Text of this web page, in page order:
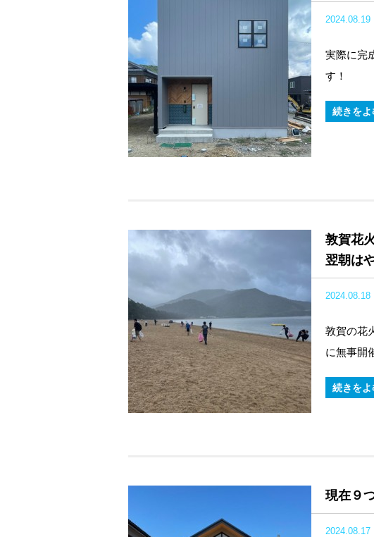
2024.08.19
実際に完
す！
続きをよ
敦賀花
翌朝は
2024.08.18
敦賀の花
に無事開
続きをよ
現在９
2024.08.17